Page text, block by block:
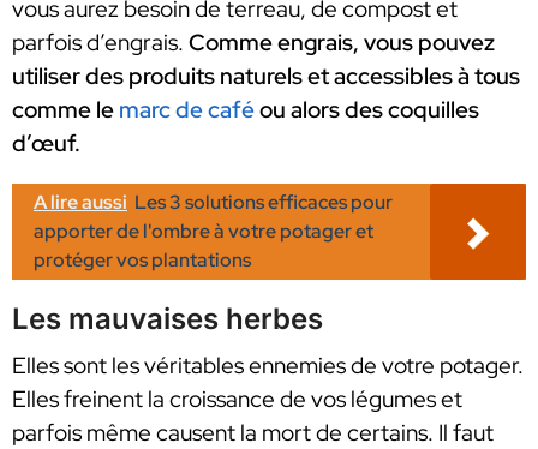
vous aurez besoin de terreau, de compost et
parfois d’engrais. Comme engrais, vous pouvez
utiliser des produits naturels et accessibles à tous
comme le marc de caféou alors des coquilles
d’œuf.
A lire aussi Les 3 solutions efficaces pour
apporter de l'ombre à votre potager et
protéger vos plantations
Les mauvaises herbes
Elles sont les véritables ennemies de votre potager.
Elles freinent la croissance de vos légumes et
parfois même causent la mort de certains. Il faut